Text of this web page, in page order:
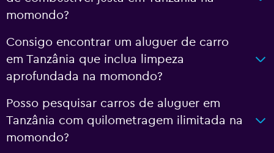
momondo?
Consigo encontrar um aluguer de carro
em Tanzânia que inclua limpeza
aprofundada na momondo?
Posso pesquisar carros de aluguer em
Tanzânia com quilometragem ilimitada na
momondo?